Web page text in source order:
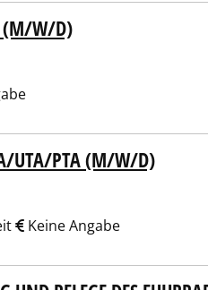
(M/W/D)
UTA/PTA (M/W/D)
Keine Angabe